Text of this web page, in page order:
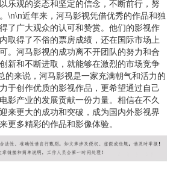
乐观的姿态和坚定的信念，不断前行，努
\n\n近年来，河马影视凭借优秀的作品和独
了广大观众的认可和赞赏。他们的影视作
取得了不俗的票房成绩，还在国际市场上
。河马影视的成功离不开团队的努力和合
新和不断进取，就能够在激烈的市场竞争
的来说，河马影视是一家充满朝气和活力的
于创作优质的影视作品，更希望通过自己
影产业的发展贡献一份力量。相信在不久
来更大的成功和突破，成为国内外影视界
更多精彩的作品和影像体验。